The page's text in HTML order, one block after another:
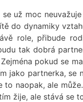
se už moc
do dynamiky
role, přibude
tak dobrá
pokud se
jako partnerka,
naopak, ale
žije, ale stává se